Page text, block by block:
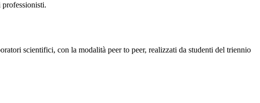
scientifici, con la modalità peer to peer, realizzati da studenti del triennio